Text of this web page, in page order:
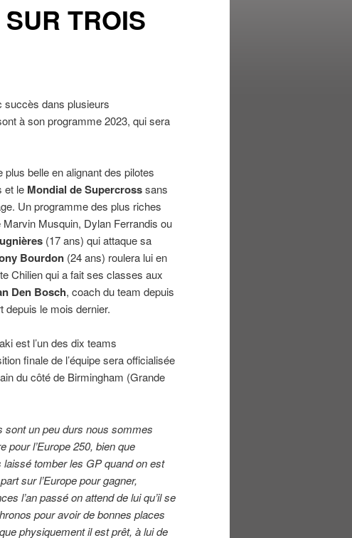
TROIS
succès dans plusieurs
à son programme 2023, qui sera
plus belle en alignant des pilotes
et le Mondial de Supercrosssans
Un programme des plus riches
Musquin, Dylan Ferrandis ou
(17 ans) qui attaque sa
Bourdon (24 ans) roulera lui en
Chilien qui a fait ses classes aux
Den Bosch, coach du team depuis
depuis le mois dernier.
est l’un des dix teams
finale de l’équipe sera officialisée
du côté de Birmingham (Grande
sont un peu durs nous sommes
l’Europe 250, bien que
tomber les GP quand on est
sur l’Europe pour gagner,
l’an passé on attend de lui qu’il se
pour avoir de bonnes places
physiquement il est prêt, à lui de